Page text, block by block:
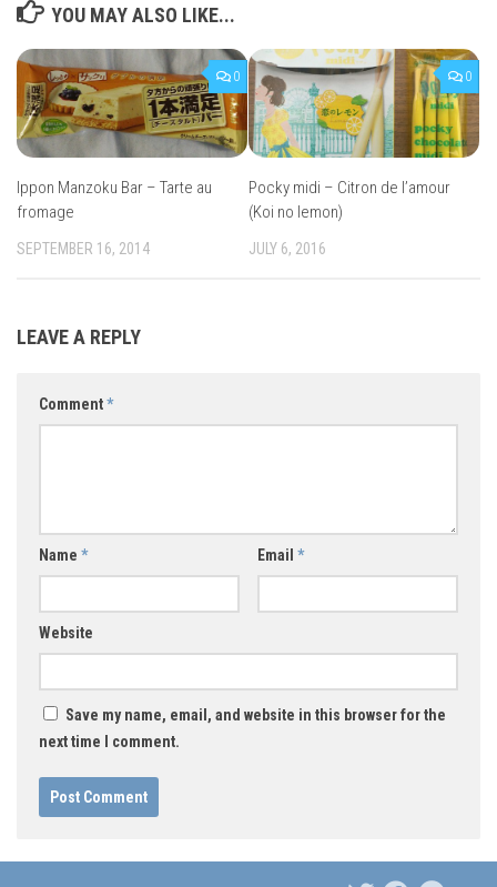
YOU MAY ALSO LIKE...
0
Ippon Manzoku Bar – Tarte au
fromage
SEPTEMBER 16, 2014
0
Pocky midi – Citron de l’amour
(Koi no lemon)
JULY 6, 2016
LEAVE A REPLY
Comment*
Name * Email *
Website
Save my name, email, and website in this browser for the
next time I comment.